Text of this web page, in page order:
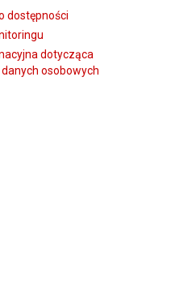
dostępności
dotycząca
osobowych